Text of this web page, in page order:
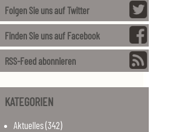
Folgen Sie uns auf Twitter
Finden Sie uns auf Facebook
RSS-Feed abonnieren
KATEGORIEN
Aktuelles(342)